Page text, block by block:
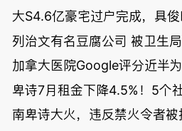
大S4.6亿豪宅过户完成，具
列治文有名豆腐公司 被卫生局
加拿大医院Google评分近半
卑诗7月租金下降4.5%！5个
南卑诗大火，违反禁火令者被